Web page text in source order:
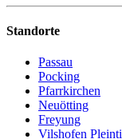
Standorte
Passau
Pocking
Pfarrkirchen
Neuötting
Freyung
Vilshofen